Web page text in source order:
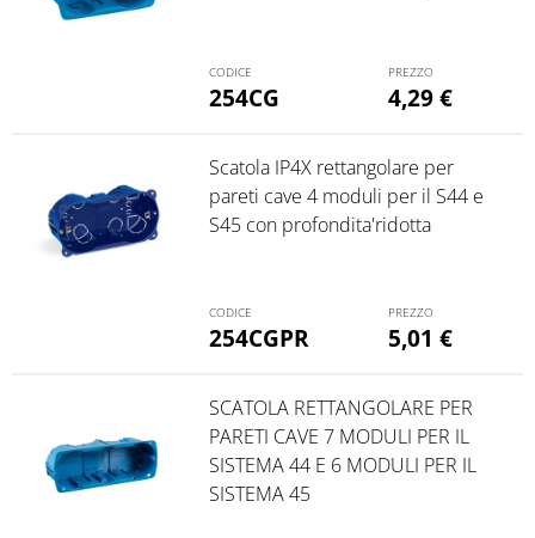
254CG 4,29€
254CGPR
Scatola IP4X rettangolare per
pareti cave 4 moduli per il S44 e
S45 con profondita'ridotta
5,01 €
SCATOLA RETTANGOLARE PER
PARETI CAVE 7 MODULI PER IL
SISTEMA 44 E 6 MODULI PER IL
SISTEMA 45